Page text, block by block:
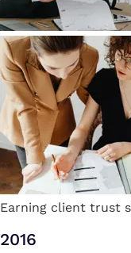
Earning client trust
2016